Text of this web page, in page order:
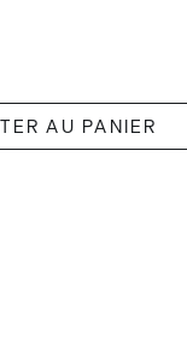
AU PANIER